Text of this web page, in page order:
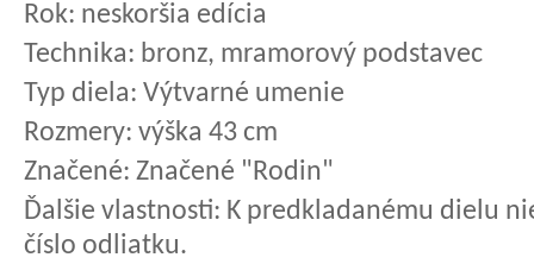
Rok: neskoršia edícia
Technika: bronz, mramorový podstavec
Typ diela: Výtvarné umenie
Rozmery: výška 43 cm
Značené: Značené "Rodin"
Ďalšie vlastnosti: K predkladanému dielu
číslo odliatku.